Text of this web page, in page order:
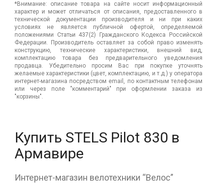
*Внимание: описание товара на сайте носит информационный
характер и может отличаться от описания, предоставленного в
технической документации производителя и ни при каких
условиях не является публичной офертой, определяемой
положениями Статьи 437(2) Гражданского Кодекса Российской
Федерации. Производитель оставляет за собой право изменять
конструкцию, технические характеристики, внешний вид,
комплектацию товара без предварительного уведомления
продавца. Убедительно просим Вас при покупке уточнять
желаемые характеристики (цвет, комплектацию, и т.д.) у оператора
интернет-магазина посредством email, по контактным телефонам
или через поле "комментарий" при оформлении заказа из
"корзины".
Купить STELS Pilot 830 в
Армавире
Интернет-магазин велотехники “Велос”